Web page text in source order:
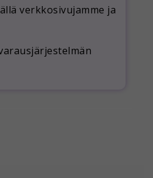
verkkosivujamme ja